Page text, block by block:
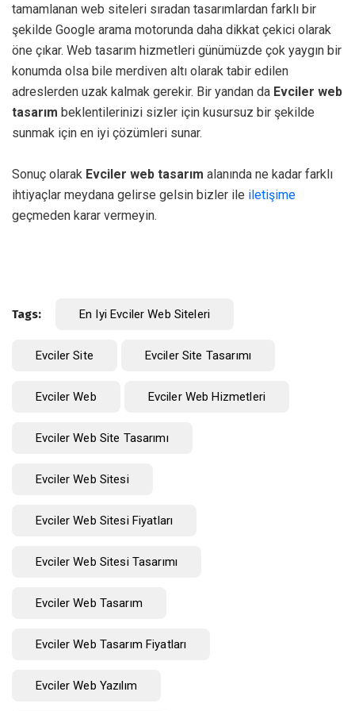
tamamlanan web siteleri sıradan tasarımlardan farklı bir
şekilde Google arama motorunda daha dikkat çekici olarak
öne çıkar. Web tasarım hizmetleri günümüzde çok yaygın bir
konumda olsa bile merdiven altı olarak tabir edilen
adreslerden uzak kalmak gerekir. Bir yandan da Evciler web
tasarım beklentilerinizi sizler için kusursuz bir şekilde
sunmak için en iyi çözümleri sunar.
Sonuç olarak Evciler web tasarım alanında ne kadar farklı
ihtiyaçlar meydana gelirse gelsin bizler ile iletişime
geçmeden karar vermeyin.
Tags: En Iyi Evciler Web Siteleri
Evciler Site Evciler Site Tasarımı
Evciler Web Evciler Web Hizmetleri
Evciler Web Site Tasarımı
Evciler Web Sitesi
Evciler Web Sitesi Fiyatları
Evciler Web Sitesi Tasarımı
Evciler Web Tasarım
Evciler Web Tasarım Fiyatları
Evciler Web Yazılım